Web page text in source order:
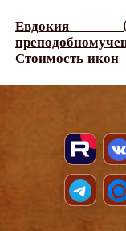
Евдокия
Стоимость икон